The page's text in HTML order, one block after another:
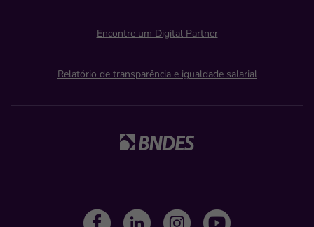
Encontre um Digital Partner
Relatório de transparência e igualdade salarial